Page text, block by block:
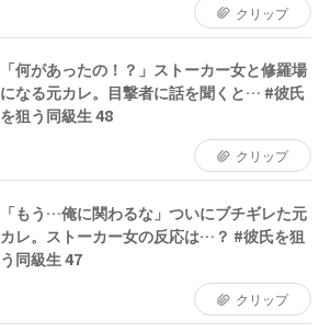
クリップ
「何があったの！？」ストーカー女と修羅場
になる元カレ。目撃者に話を聞くと… #彼氏
を狙う同級生 48
クリップ
「もう…俺に関わるな」ついにブチギレた元
カレ。ストーカー女の反応は…？ #彼氏を狙
う同級生 47
クリップ